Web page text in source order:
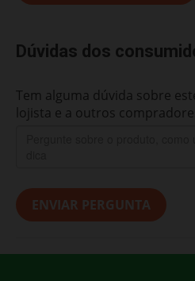
Dúvidas dos
Tem alguma dúvida sobre
lojista e a outros
ENVIAR PERGUNTA